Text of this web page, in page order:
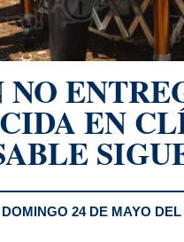
EN
DOMINGO 24 DE MAYO DEL